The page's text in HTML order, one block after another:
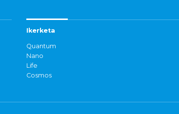
Ikerketa
Quantum
Nano
Life
Cosmos